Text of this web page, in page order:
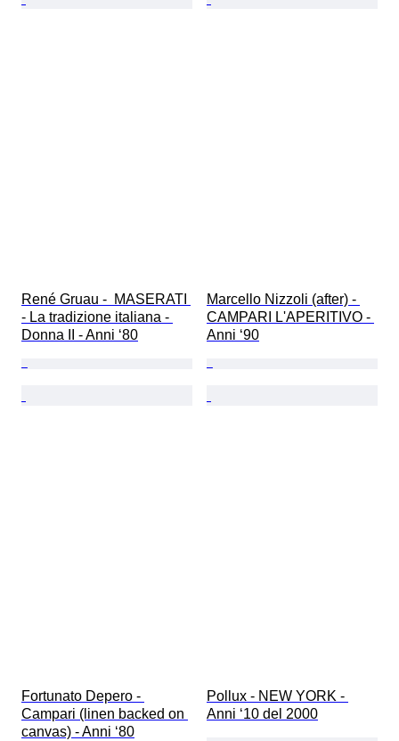
René Gruau -  MASERATI
- La tradizione italiana -
Donna II - Anni ‘80
Marcello Nizzoli (after) -
CAMPARI L'APERITIVO -
Anni ‘90
Fortunato Depero -
Campari (linen backed on
canvas) - Anni ‘80
Pollux - NEW YORK -
Anni ‘10 del 2000